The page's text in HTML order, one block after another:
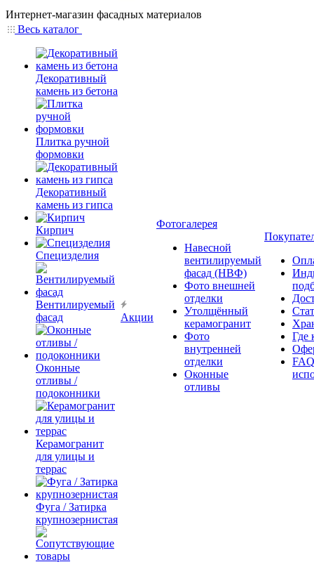
Интернет-магазин фасадных материалов
Весь каталог
Декоративный
камень из бетона
Плитка ручной
формовки
Декоративный
камень из гипса
Кирпич
Специзделия
Вентилируемый
фасад
Оконные
отливы /
подоконники
Керамогранит
для улицы и
террас
Фуга / Затирка
крупнозернистая
Акции
Фотогалерея
Навесной
вентилируемый
фасад (НВФ)
Фото внешней
отделки
Утолщённый
керамогранит
Фото
внутренней
отделки
Оконные
отливы
Где